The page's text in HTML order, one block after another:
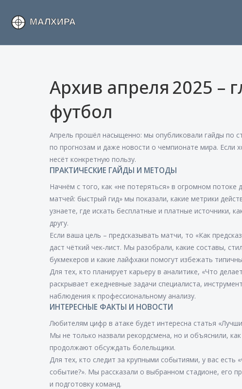
Архив апреля 2025 –
футбол
Апрель прошёл насыщенно: мы опубликовали гайды по
по прогнозам и даже новости о чемпионате мира. Если
несёт конкретную пользу.
ПРАКТИЧЕСКИЕ ГАЙДЫ И МЕТОДЫ
Начнём с того, как «не потеряться» в огромном потоке
матчей: быстрый гид» мы показали, какие метрики
узнаете, где искать бесплатные и платные источники,
другу.
Если ваша цель – предсказывать матчи, то «Как
даст чёткий чек‑лист. Мы разобрали, какие составы,
букмекеров и какие лайфхаки помогут избежать
Для тех, кто планирует карьеру в аналитике, «Что
раскрывает ежедневные задачи специалиста,
наблюдения к профессиональному анализу.
ИНТЕРЕСНЫЕ ФАКТЫ И НОВОСТИ
Любителям цифр в атаке будет интересна статья
Мы не только назвали рекордсмена, но и объяснили,
продолжают обсуждать болельщики.
Для тех, кто следит за крупными событиями, у вас есть
событие?». Мы рассказали о выбранном стадионе, его
и подготовку команд.